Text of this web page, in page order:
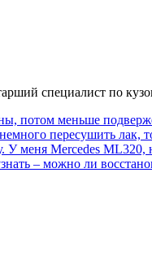
специалист по
потом меньше
пересушить лак,
У меня Mercedes
– можно ли